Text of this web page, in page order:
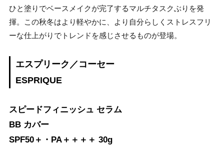
ひと塗りでベースメイクが完了するマルチタスクぶりを発
揮。この秋冬はより軽やかに、より自分らしくストレスフリ
ーな仕上がりでトレンドを感じさせるものが登場。
エスプリーク／コーセー
ESPRIQUE
スピードフィニッシュ セラム
BB カバー
SPF50＋・PA＋＋＋＋ 30g